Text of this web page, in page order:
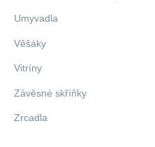
Umyvadla
Věšáky
Vitríny
Závěsné skříňky
Zrcadla